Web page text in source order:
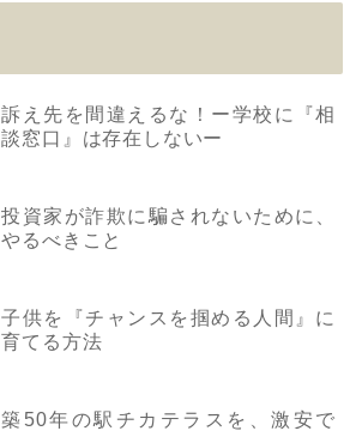
訴え先を間違えるな！ー学校に『相
談窓口』は存在しないー
投資家が詐欺に騙されないために、
やるべきこと
子供を『チャンスを掴める人間』に
育てる方法
築50年の駅チカテラスを、激安で